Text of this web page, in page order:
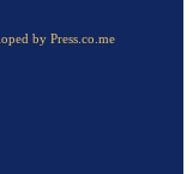
by Press.co.me